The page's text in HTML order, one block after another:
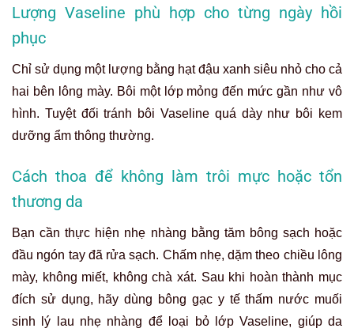
Lượng Vaseline phù hợp cho từng ngày hồi
phục
Chỉ sử dụng một lượng bằng hạt đậu xanh siêu nhỏ cho cả
hai bên lông mày. Bôi một lớp mỏng đến mức gần như vô
hình. Tuyệt đối tránh bôi Vaseline quá dày như bôi kem
dưỡng ẩm thông thường.
Cách thoa để không làm trôi mực hoặc tổn
thương da
Bạn cần thực hiện nhẹ nhàng bằng tăm bông sạch hoặc
đầu ngón tay đã rửa sạch. Chấm nhẹ, dặm theo chiều lông
mày, không miết, không chà xát. Sau khi hoàn thành mục
đích sử dụng, hãy dùng bông gạc y tế thấm nước muối
sinh lý lau nhẹ nhàng để loại bỏ lớp Vaseline, giúp da